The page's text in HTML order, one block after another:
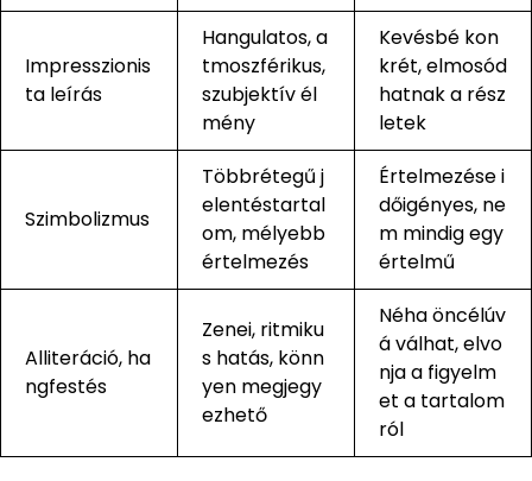
Impresszionis
ta leírás
Hangulatos, a
tmoszférikus,
szubjektív él
mény
Kevésbé kon
krét, elmosód
hatnak a rész
letek
Szimbolizmus
Többrétegű j
elentéstartal
om, mélyebb
értelmezés
Értelmezése i
dőigényes, ne
m mindig egy
értelmű
Alliteráció, ha
ngfestés
Zenei, ritmiku
s hatás, könn
yen megjegy
ezhető
Néha öncélúv
á válhat, elvo
nja a figyelm
et a tartalom
ról